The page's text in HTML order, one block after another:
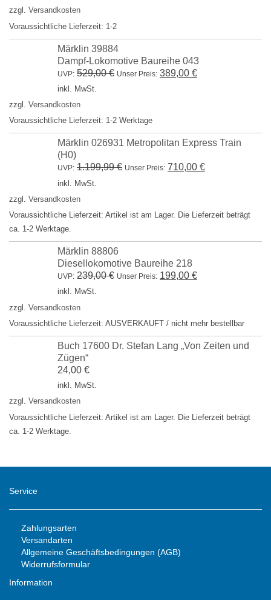
zzgl. Versandkosten
Voraussichtliche Lieferzeit: 1-2
Märklin 39884
Dampf-Lokomotive Baureihe 043
UVP: 529,00€ Ursprünglicher
Unser Preis: 389,00 €Aktueller
inkl. MwSt.
zzgl. Versandkosten
Voraussichtliche Lieferzeit: 1-2 Werktage
Märklin 026931 Metropolitan Express Train
(H0)
UVP: 1.199,99€ Ursprünglicher
Unser Preis: 710,00 €Aktueller
inkl. MwSt.
zzgl. Versandkosten
Voraussichtliche Lieferzeit: Artikel ist am Lager. Die Lieferzeit beträgt
ca. 1-2 Werktage.
Märklin 88806
Diesellokomotive Baureihe 218
UVP: 239,00€ Ursprünglicher
Unser Preis: 199,00 €Aktueller
inkl. MwSt.
zzgl. Versandkosten
Voraussichtliche Lieferzeit: AUSVERKAUFT / nicht mehr bestellbar
Buch 17600 Dr. Stefan Lang „Von Zeiten und
Zügen“
24,00 €
inkl. MwSt.
zzgl. Versandkosten
Voraussichtliche Lieferzeit: Artikel ist am Lager. Die Lieferzeit beträgt
ca. 1-2 Werktage.
Service
Zahlungsarten
Versandarten
Allgemeine Geschäftsbedingungen (AGB)
Widerrufsformular
Information